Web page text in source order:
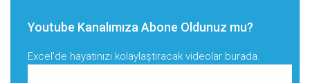
Youtube Kanalımıza Abone Oldunuz mu?
Excel'de hayatınızı kolaylaştıracak videolar burada.